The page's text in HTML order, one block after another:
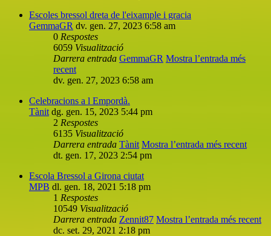
Escoles bressol dreta de l'eixample i gracia
GemmaGR dv. gen. 27, 2023 6:58 am
0 Respostes
6059 Visualització
Darrera entrada GemmaGR Mostra l’entrada més
recent
dv. gen. 27, 2023 6:58 am
Celebracions a l Empordà.
Tànit dg. gen. 15, 2023 5:44 pm
2 Respostes
6135 Visualització
Darrera entrada Tànit Mostra l’entrada més recent
dt. gen. 17, 2023 2:54 pm
Escola Bressol a Girona ciutat
MPB dl. gen. 18, 2021 5:18 pm
1 Respostes
10549 Visualització
Darrera entrada Zennit87 Mostra l’entrada més recent
dc. set. 29, 2021 2:18 pm